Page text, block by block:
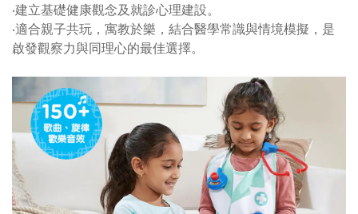
‧建立基礎健康觀念及就診心理建設。
‧適合親子共玩，寓教於樂，結合醫學常識與情境模擬，是
啟發觀察力與同理心的最佳選擇。